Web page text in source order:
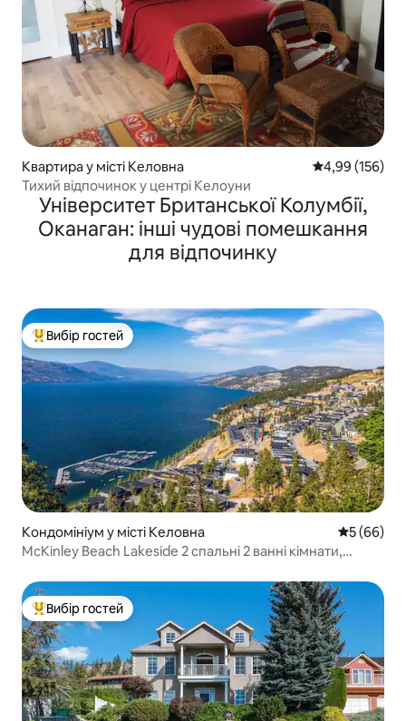
Квартира у місті Келовна Середня
4,99 (156)
Тихий відпочинок у центрі Келоуни
Університет Британської Колумбії,
Оканаган: інші чудові помешкання
для відпочинку
Топ вибір гостей
Вибір гостей
Кондомініум у місті Келовна Середня
5 (66)
McKinley Beach Lakeside 2 спальні 2 ванні кімнати,
Топ вибір гостей
Вибір гостей